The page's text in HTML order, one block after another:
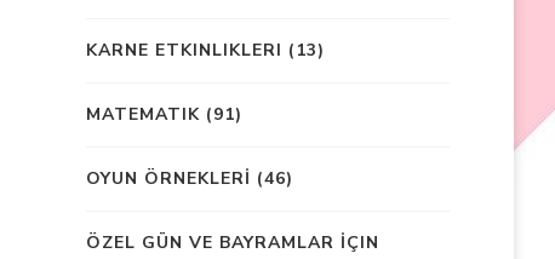
KARNE ETKINLIKLERI (13)
MATEMATIK(91)
OYUN ÖRNEKLERİ (46)
ÖZEL GÜN VE BAYRAMLAR İÇIN